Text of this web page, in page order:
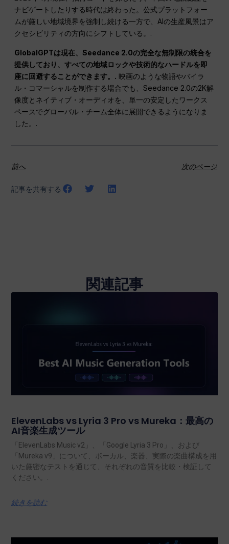
ナビゲートしたりする時代は終わった。公式プラットフォー
ムが厳しい地域境界を強制し続ける一方で、AIの生産風景はア
クセシビリティの方向にシフトしている。.
GlobalGPTは現在、Seedance 2.0の完全な無制限の統合を
提供しており、すべての地域ロックや技術的なハードルを即
座に回避することができます。. 映画のような物語やバイラ
ル・コマーシャルを制作する場合でも、Seedance 2.0の2K解
像度とネイティブ・オーディオを、単一の安定したワークス
ペースでグローバル・チーム全体に展開できるようになりま
した。.
前へ 次のページ
記事を共有する
関連記事
ElevenLabs vs Lyria 3 Pro vs Mureka：最高の
AI音楽生成ツール
「ElevenLabs Music v2」、「Google Lyria 3 Pro」、および
「Mureka v9」について、ボーカル、楽器、実際の楽曲構成を用
いた厳密なテストを通じて、それぞれの音質を比較・検証して
ください。.
続きを読む